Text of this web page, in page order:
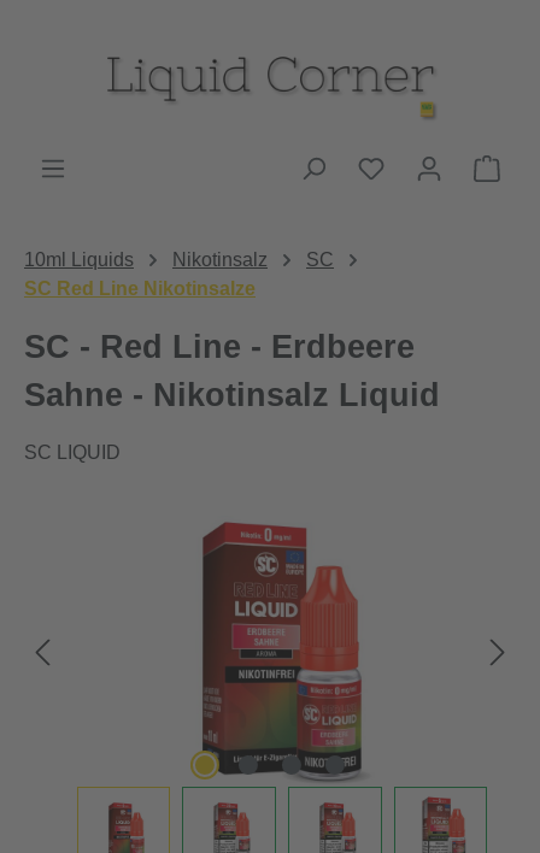
Du hast 0
10ml Liquids Nikotinsalz
SC
SC Red Line Nikotinsalze
SC - Red Line - Erdbeere
Sahne - Nikotinsalz Liquid
SC LIQUID
Bildergalerie überspringen